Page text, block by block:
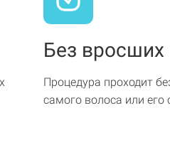
Без вросших
Процедура проходит
самого волоса или его